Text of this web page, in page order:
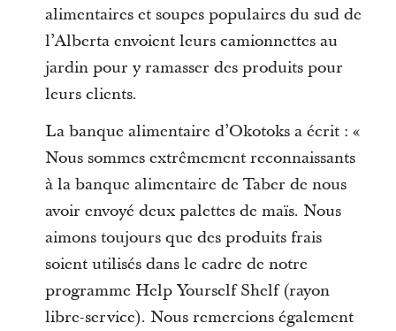
alimentaires et soupes populaires du sud de
l’Alberta envoient leurs camionnettes au
jardin pour y ramasser des produits pour
leurs clients.
La banque alimentaire d’Okotoks a écrit : «
Nous sommes extrêmement reconnaissants
à la banque alimentaire de Taber de nous
avoir envoyé deux palettes de maïs. Nous
aimons toujours que des produits frais
soient utilisés dans le cadre de notre
programme Help Yourself Shelf (rayon
libre-service). Nous remercions également